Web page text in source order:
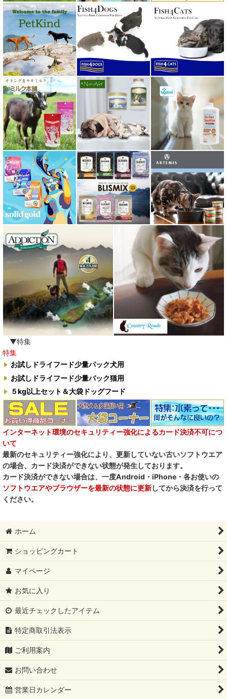
▼特集
特集
お試しドライフード少量パック犬用
お試しドライフード少量パック猫用
５kg以上セット＆大袋ドッグフード
インターネット環境のセキュリティー強化によるカード決済不可につ
いて
最新のセキュリティー強化により、更新していない古いソフトウエア
の場合、カード決済ができない状態が発生しております。
カード決済ができない場合は、一度Android・iPhone・各お使いの
ソフトウエアやブラウザーを最新の状態に更新してから決済を行って
ください。
ホーム
ショッピングカート
マイページ
お気に入り
最近チェックしたアイテム
特定商取引法表示
ご利用案内
お問い合わせ
営業日カレンダー